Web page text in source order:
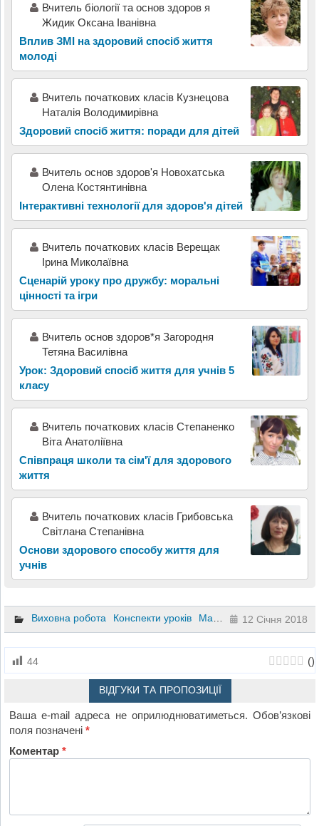
Вчитель біології та основ здоров я
Жидик Оксана Іванівна
Вплив ЗМІ на здоровий спосіб життя
молоді
Вчитель початкових класів Кузнецова
Наталія Володимирівна
Здоровий спосіб життя: поради для дітей
Вчитель основ здоров'я Новохатська
Олена Костянтинівна
Інтерактивні технології для здоров'я дітей
Вчитель початкових класів Верещак
Ірина Миколаївна
Сценарій уроку про дружбу: моральні
цінності та ігри
Вчитель основ здоров*я Загородня
Тетяна Василівна
Урок: Здоровий спосіб життя для учнів 5
класу
Вчитель початкових класів Степаненко
Віта Анатоліївна
Співпраця школи та сім'ї для здорового
життя
Вчитель початкових класів Грибовська
Світлана Степанівна
Основи здорового способу життя для
учнів
Виховна робота Конспекти уроків Матеріали до уроків 12 Січня 2018
44 ()
ВІДГУКИ ТА ПРОПОЗИЦІЇ
Ваша e-mail адреса не оприлюднюватиметься. Обов’язкові
поля позначені*
Коментар*